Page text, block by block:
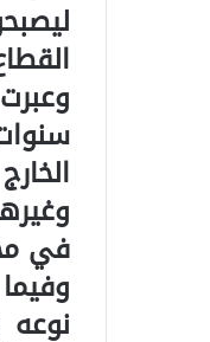
في